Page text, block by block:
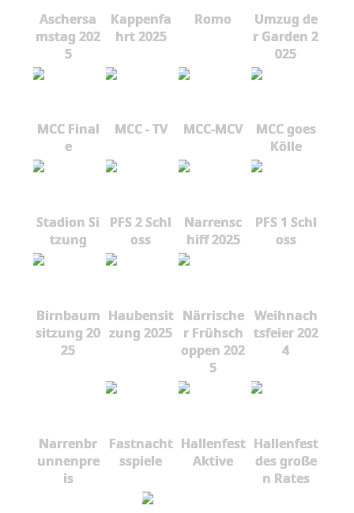
Aschersa
mstag 202
5
Kappenfa
hrt 2025
Romo
Umzug de
r Garden 2
025
MCC Final
e
MCC - TV MCC-MCV
MCC goes
Kölle
Stadion Si
tzung
PFS 2 Schl
oss
Narrensc
hiff 2025
PFS 1 Schl
oss
Birnbaum
sitzung 20
25
Haubensit
zung 2025
Närrische
r Frühsch
oppen 202
5
Weihnach
tsfeier 202
4
Narrenbr
unnenpre
is
Fastnacht
sspiele
Hallenfest
Aktive
Hallenfest
des große
n Rates